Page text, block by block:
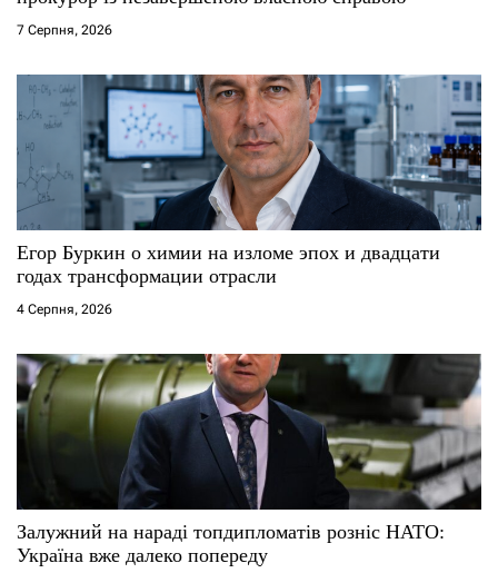
в
7 Серпня, 2026
Егор Буркин о химии на изломе эпох и двадцати
годах трансформации отрасли
4 Серпня, 2026
Залужний на нараді топдипломатів розніс НАТО:
Україна вже далеко попереду